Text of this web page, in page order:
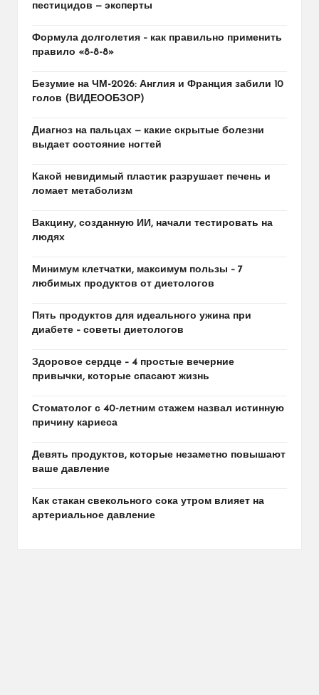
пестицидов — эксперты
Формула долголетия – как правильно применить
правило «8-8-8»
Безумие на ЧМ-2026: Англия и Франция забили 10
голов (ВИДЕООБЗОР)
Диагноз на пальцах — какие скрытые болезни
выдает состояние ногтей
Какой невидимый пластик разрушает печень и
ломает метаболизм
Вакцину, созданную ИИ, начали тестировать на
людях
Минимум клетчатки, максимум пользы – 7
любимых продуктов от диетологов
Пять продуктов для идеального ужина при
диабете – советы диетологов
Здоровое сердце – 4 простые вечерние
привычки, которые спасают жизнь
Стоматолог с 40-летним стажем назвал истинную
причину кариеса
Девять продуктов, которые незаметно повышают
ваше давление
Как стакан свекольного сока утром влияет на
артериальное давление